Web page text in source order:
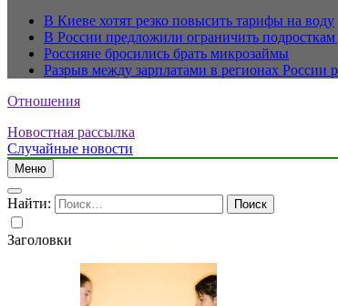
В Киеве хотят резко повысить тарифы на воду
В России предложили ограничить
Россияне бросились брать микрозаймы
Разрыв между зарплатами в регионах России
Отношения
Новостная рассылка
Случайные новости
Меню
Найти:
Заголовки